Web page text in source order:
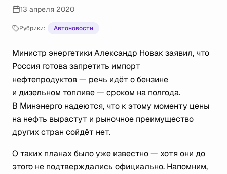
13 апреля 2020
Рубрики: Автоновости
Министр энергетики Александр Новак заявил, что
Россия готова запретить импорт
нефтепродуктов — речь идёт о бензине
и дизельном топливе — сроком на полгода.
В Минэнерго надеются, что к этому моменту цены
на нефть вырастут и рыночное преимущество
других стран сойдёт нет.
О таких планах было уже известно — хотя они до
этого не подтверждались официально. Напомним,